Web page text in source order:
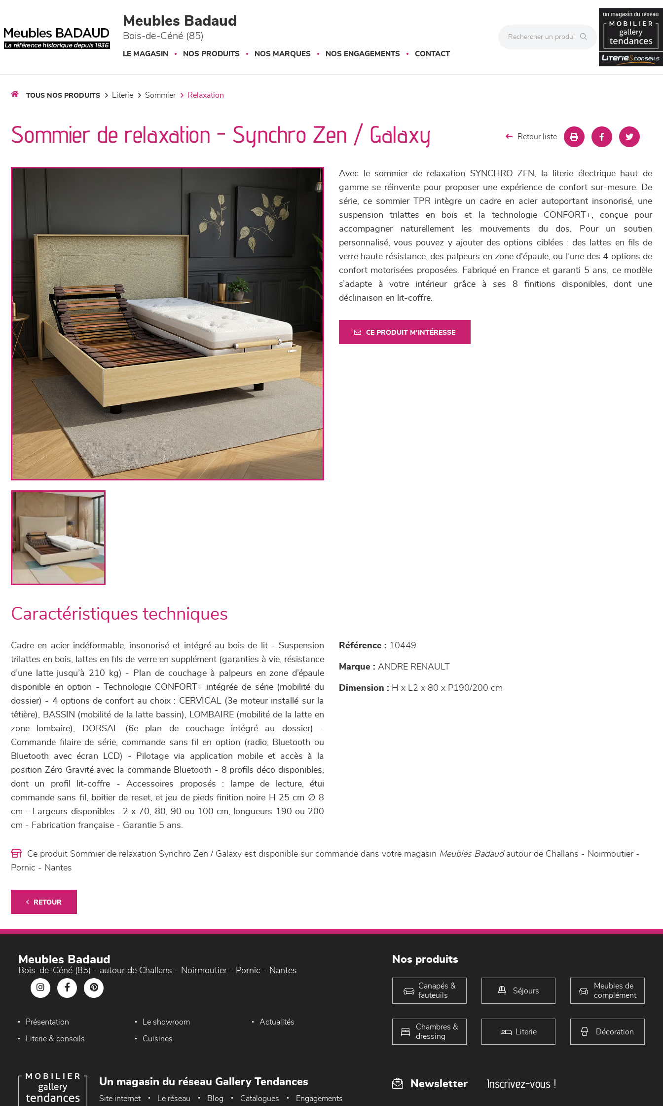
Meubles Badaud
Bois-de-Céné (85)
LE MAGASIN NOS PRODUITS NOS MARQUES NOS ENGAGEMENTS CONTACT
TOUS NOS PRODUITS literie sommier relaxation
Sommier de relaxation - Synchro Zen / Galaxy Retour liste
Avec le sommier de relaxation SYNCHRO ZEN, la literie électrique haut de
gamme se réinvente pour proposer une expérience de confort sur-mesure. De
série, ce sommier TPR intègre un cadre en acier autoportant insonorisé, une
suspension trilattes en bois et la technologie CONFORT+, conçue pour
accompagner naturellement les mouvements du dos. Pour un soutien
personnalisé, vous pouvez y ajouter des options ciblées : des lattes en fils de
verre haute résistance, des palpeurs en zone d'épaule, ou l’une des 4 options de
confort motorisées proposées. Fabriqué en France et garanti 5 ans, ce modèle
s’adapte à votre intérieur grâce à ses 8 finitions disponibles, dont une
déclinaison en lit-coffre.
CE PRODUIT M'INTÉRESSE
Caractéristiques techniques
Cadre en acier indéformable, insonorisé et intégré au bois de lit - Suspension
trilattes en bois, lattes en fils de verre en supplément (garanties à vie, résistance
d’une latte jusqu’à 210 kg) - Plan de couchage à palpeurs en zone d’épaule
disponible en option - Technologie CONFORT+ intégrée de série (mobilité du
dossier) - 4 options de confort au choix : CERVICAL (3e moteur installé sur la
têtière), BASSIN (mobilité de la latte bassin), LOMBAIRE (mobilité de la latte en
zone lombaire), DORSAL (6e plan de couchage intégré au dossier) -
Commande filaire de série, commande sans fil en option (radio, Bluetooth ou
Bluetooth avec écran LCD) - Pilotage via application mobile et accès à la
position Zéro Gravité avec la commande Bluetooth - 8 profils déco disponibles,
dont un profil lit-coffre - Accessoires proposés : lampe de lecture, étui
commande sans fil, boitier de reset, et jeu de pieds finition noire H 25 cm ∅ 8
cm - Largeurs disponibles : 2 x 70, 80, 90 ou 100 cm, longueurs 190 ou 200
cm - Fabrication française - Garantie 5 ans.
Référence : 10449
Marque : ANDRE RENAULT
Dimension : H x L2 x 80 x P190/200 cm
Ce produit Sommier de relaxation Synchro Zen / Galaxy est disponible sur commande dans votre magasin Meubles Badaudautour de Challans - Noirmoutier -
Pornic - Nantes
RETOUR
Meubles Badaud
Bois-de-Céné (85) - autour de Challans - Noirmoutier - Pornic - Nantes
Présentation Le showroom Actualités
Literie & conseils Cuisines
Nos produits
Canapés &
fauteuils
Séjours
Meubles de
complément
Chambres &
dressing
Literie Décoration
Newsletter Inscrivez-vous !
Un magasin du réseau Gallery Tendances
Site internet Le réseau Blog Catalogues Engagements